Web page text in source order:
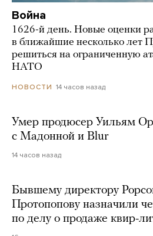
Война
1626-й день. Новые оценки
в ближайшие несколько лет
решиться на ограниченную
НАТО
НОВОСТИ 14 часов назад
Умер продюсер Уильям
с Мадонной и Blur
14 часов назад
Бывшему директору
Протопопову назначили
по делу о продаже квир-